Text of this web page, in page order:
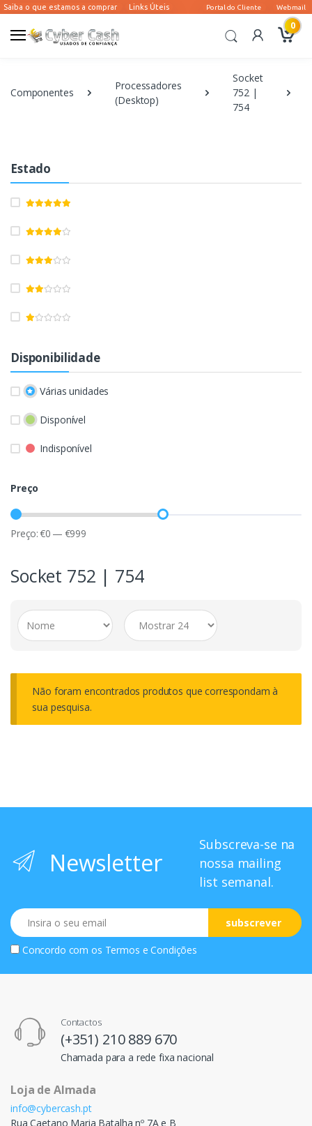
0
Componentes
Processadores
(Desktop)
Socket
752 |
754
Estado
Disponibilidade
Várias unidades
Disponível
Indisponível
Preço
Preço:€0 — €999
Socket 752 | 754
Não foram encontrados produtos que correspondam à
sua pesquisa.
Newsletter
Subscreva-se na
nossa mailing
list semanal.
Email
subscrever
Concordo com os Termos e Condições
Contactos
(+351) 210 889 670
Chamada para a rede fixa nacional
Loja de Almada
info@cybercash.pt
Rua Caetano Maria Batalha nº 7A e B